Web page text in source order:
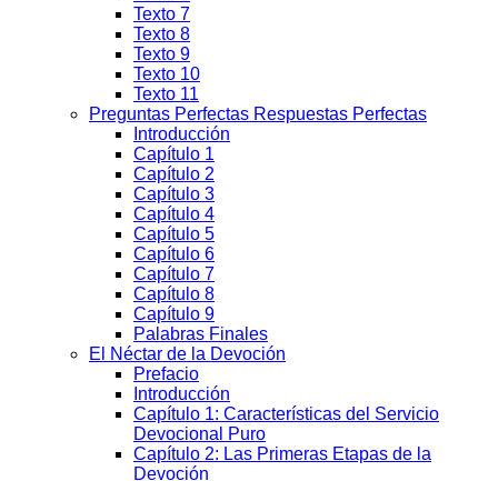
Texto 7
Texto 8
Texto 9
Texto 10
Texto 11
Preguntas Perfectas Respuestas Perfectas
Introducción
Capítulo 1
Capítulo 2
Capítulo 3
Capítulo 4
Capítulo 5
Capítulo 6
Capítulo 7
Capítulo 8
Capítulo 9
Palabras Finales
El Néctar de la Devoción
Prefacio
Introducción
Capítulo 1: Características del Servicio
Devocional Puro
Capítulo 2: Las Primeras Etapas de la
Devoción